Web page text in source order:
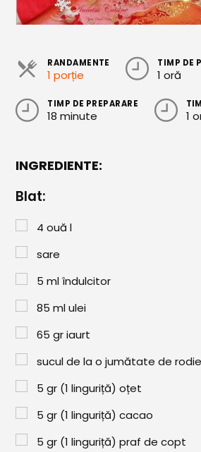
Torturi
Dulceață / Gem
Sirop / Compot
Sosuri și Condimente
Rețete Vegetariene
Salate
Sandwichuri și Wraps
RANDAMENTE
1 porție
TIMP DE
1 oră
TIMP DE PREPARARE
18 minute 1
INGREDIENTE:
Blat:
4 ouă l
sare
5 ml îndulcitor
85 ml ulei
65 gr iaurt
sucul de la o jumătate de
5 gr (1 linguriță) oțet
5 gr (1 linguriță) cacao
5 gr (1 linguriță) praf de copt